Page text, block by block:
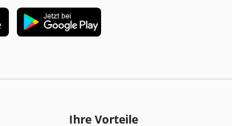
Ihre Vorteile